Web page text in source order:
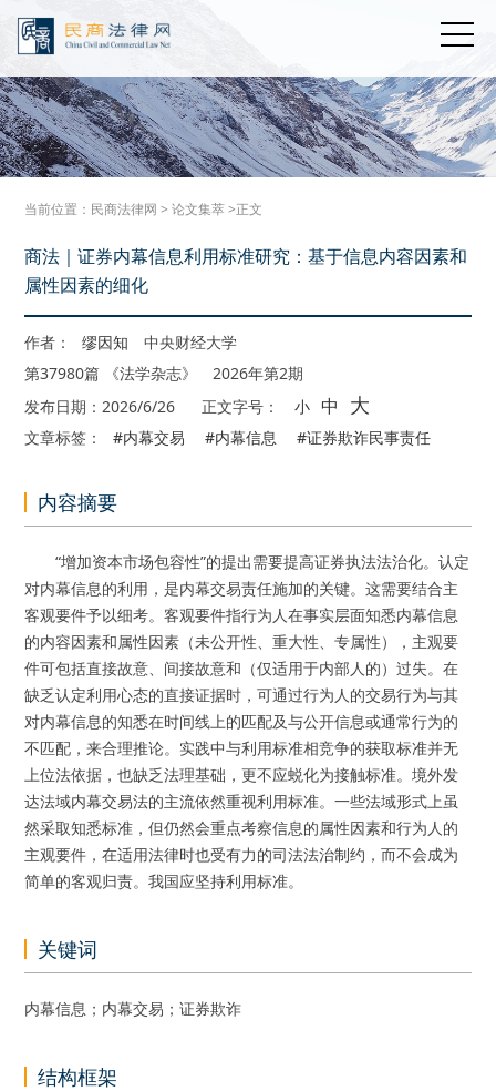
当前位置： 民商法律网 >论文集萃>正文
商法｜证券内幕信息利用标准研究：基于信息内容因素和
属性因素的细化
作者： 缪因知 中央财经大学
第37980篇 《法学杂志》 2026年第2期
发布日期：2026/6/26
正文字号： 小 中 大
文章标签： #内幕交易 #内幕信息 #证券欺诈民事责任
内容摘要
“增加资本市场包容性”的提出需要提高证券执法法治化。认定
对内幕信息的利用，是内幕交易责任施加的关键。这需要结合主
客观要件予以细考。客观要件指行为人在事实层面知悉内幕信息
的内容因素和属性因素（未公开性、重大性、专属性），主观要
件可包括直接故意、间接故意和（仅适用于内部人的）过失。在
缺乏认定利用心态的直接证据时，可通过行为人的交易行为与其
对内幕信息的知悉在时间线上的匹配及与公开信息或通常行为的
不匹配，来合理推论。实践中与利用标准相竞争的获取标准并无
上位法依据，也缺乏法理基础，更不应蜕化为接触标准。境外发
达法域内幕交易法的主流依然重视利用标准。一些法域形式上虽
然采取知悉标准，但仍然会重点考察信息的属性因素和行为人的
主观要件，在适用法律时也受有力的司法法治制约，而不会成为
简单的客观归责。我国应坚持利用标准。
关键词
内幕信息；内幕交易；证券欺诈
结构框架